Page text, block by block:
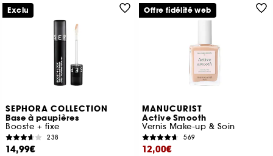
SEPHORA COLLECTION
Base à paupières
Booste + fixe
238
14,99€
Exclu
MANUCURIST
Active Smooth
Vernis Make-up & Soin
569
12,00€
Offre fidélité web